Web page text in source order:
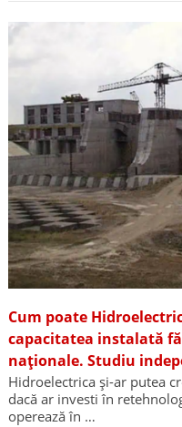
Cum poate
capacitatea instalată
naționale. Studiu
Hidroelectrica și-ar putea
dacă ar investi în
operează în …